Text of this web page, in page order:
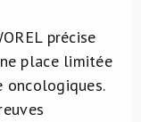
précise
place limitée
oncologiques.